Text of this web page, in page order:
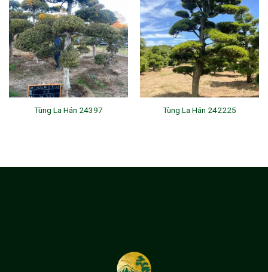
Tùng La Hán 24397 Tùng La Hán 242225